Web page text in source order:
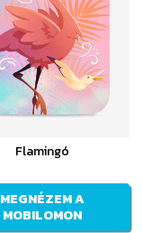
Flamingó
MEGNÉZEM A
MOBILOMON